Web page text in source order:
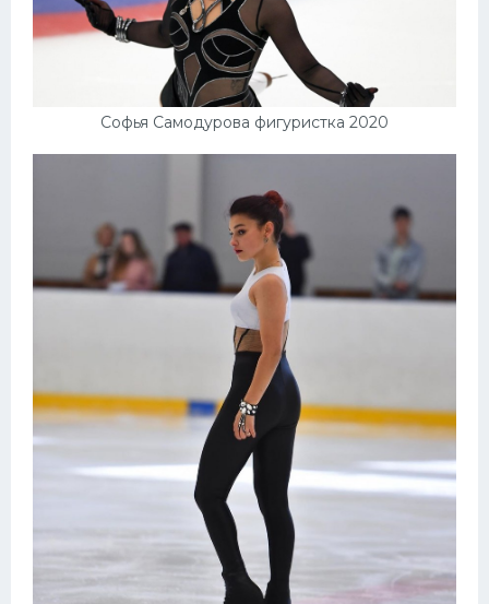
Софья Самодурова фигуристка 2020